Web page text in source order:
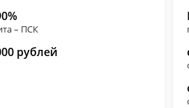
– ПСК
рублей